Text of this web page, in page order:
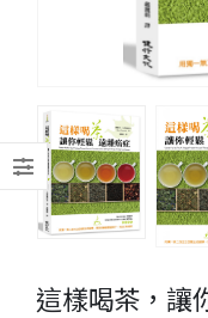
這樣喝茶，讓